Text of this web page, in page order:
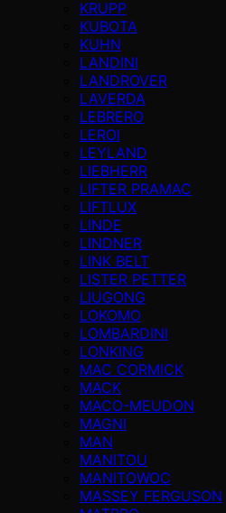
KRUPP
KUBOTA
KUHN
LANDINI
LANDROVER
LAVERDA
LEBRERO
LEROI
LEYLAND
LIEBHERR
LIFTER PRAMAC
LIFTLUX
LINDE
LINDNER
LINK BELT
LISTER PETTER
LIUGONG
LOKOMO
LOMBARDINI
LONKING
MAC CORMICK
MACK
MACO-MEUDON
MAGNI
MAN
MANITOU
MANITOWOC
MASSEY FERGUSON